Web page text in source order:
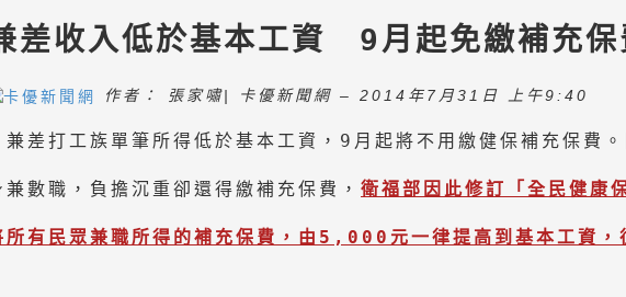
差收入低於基本工資　9月起免繳補充保
作者： 張家嘯| 卡優新聞網 – 2014年7月31日 上午9:40
差打工族單筆所得低於基本工資，9月起將不用繳健保補充保費。
兼數職，負擔沉重卻還得繳補充保費， 衛福部因此修訂「全民健康